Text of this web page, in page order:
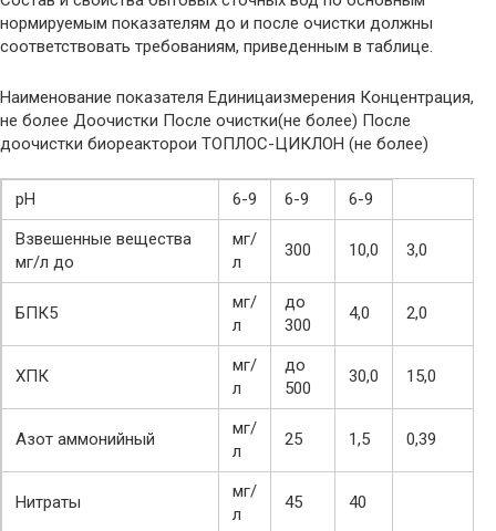
нормируемым показателям до и после очистки должны
соответствовать требованиям, приведенным в таблице.
Наименование показателя Единицаизмерения Концентрация,
не более Доочистки После очистки(не более) После
доочистки биореакторои ТОПЛОС-ЦИКЛОН (не более)
рН 6-9 6-9
6-9
Взвешенные вещества
мг/л до
мг/
л
300 10,0 3,0
БПК5
мг/
л
до
300
4,0 2,0
ХПК
мг/
л
до
500
30,0 15,0
Азот аммонийный
мг/
л
25 1,5 0,39
Нитраты
мг/
л
45 40